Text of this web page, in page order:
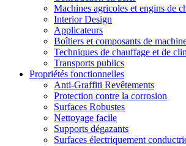
Machines agricoles et engins de
Interior Design
Applicateurs
Boîtiers et composants de
Techniques de chauffage et de
Transports publics
Propriétés fonctionnelles
Anti-Graffiti Revêtements
Protection contre la corrosion
Surfaces Robustes
Nettoyage facile
Supports dégazants
Surfaces électriquement